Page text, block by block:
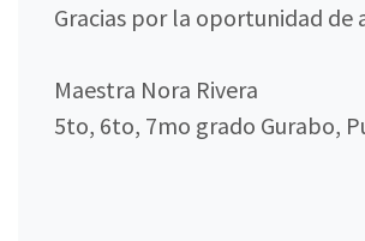
Gracias por la oportunidad de
Maestra Nora Rivera
5to, 6to, 7mo grado Gurabo,